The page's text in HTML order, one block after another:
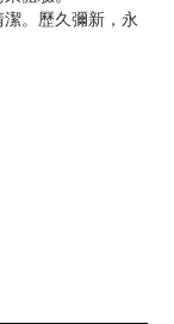
。歷久彌新，永